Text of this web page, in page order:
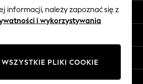
Playsuits
informacji, należy zapoznać się z
i wykorzystywania
WSZYSTKIE PLIKI COOKIE